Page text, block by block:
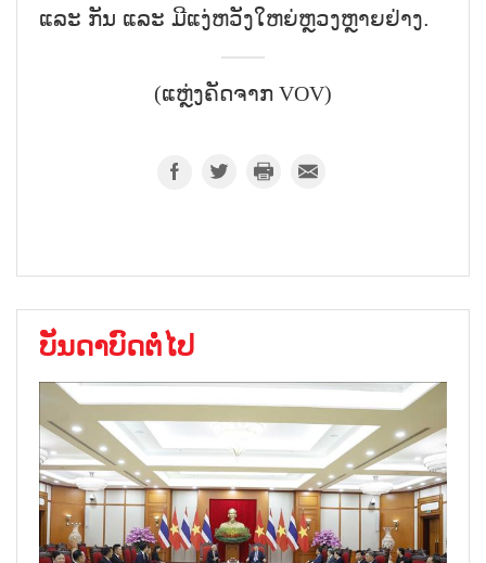
ແລະ​ ກັນ ແລະ ມີ​ແງ່​ຫວັງ​ໃຫຍ່​ຫຼວງ​ຫຼາຍ​ຢ່າງ.
(ແຫຼ່ງຄັດຈາກ VOV)
ບັນດາບົດຕໍ່ໄປ